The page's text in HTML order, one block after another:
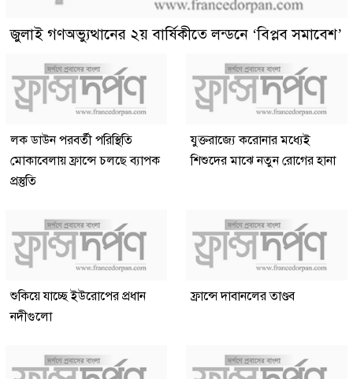
জুলাই গণঅভ্যুত্থানের ২য় বার্ষিকীতে লন্ডনে ‘বিপ্লব সমাবেশ’
লক ডাউন পরবর্তী পরিস্থিতি
মোকাবেলায় ফ্রান্সে চলছে ব্যাপক
প্রস্তুতি
যুক্তরাজ্যে করোনার মধ্যেই
শিশুদের মাঝে নতুন রোগের হানা
শুকিয়ে যাচ্ছে ইউরোপের প্রধান
নদীগুলো
ফ্রান্সে দাবানলের তাণ্ডব